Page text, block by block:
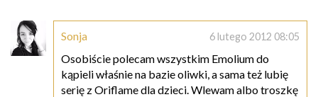
Sonja 6 lutego 2012 08:05
Osobiście polecam wszystkim Emolium do
kąpieli właśnie na bazie oliwki, a sama też lubię
serię z Oriflame dla dzieci. Wlewam albo troszkę